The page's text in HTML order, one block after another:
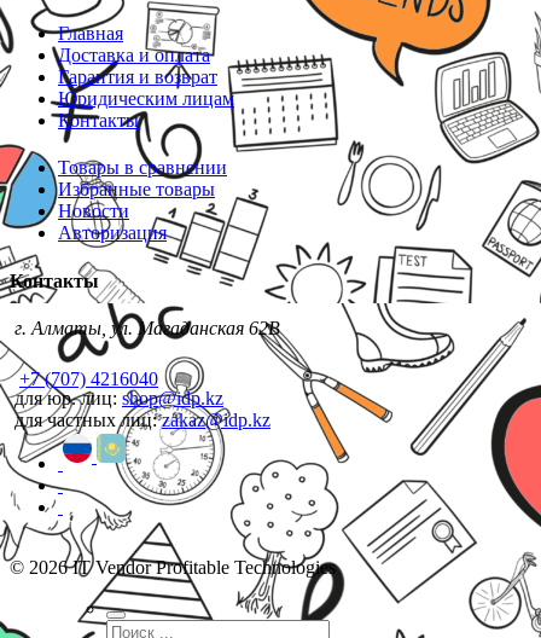
Главная
Доставка и оплата
Гарантия и возврат
Юридическим лицам
Контакты
Товары в сравнении
Избранные товары
Новости
Авторизация
Контакты
г. Алматы, ул. Магаданская 62В
+7 (707) 4216040
для юр. лиц: shop@idp.kz
для частных лиц:zakaz@idp.kz
© 2026 IT Vendor Profitable Technologies